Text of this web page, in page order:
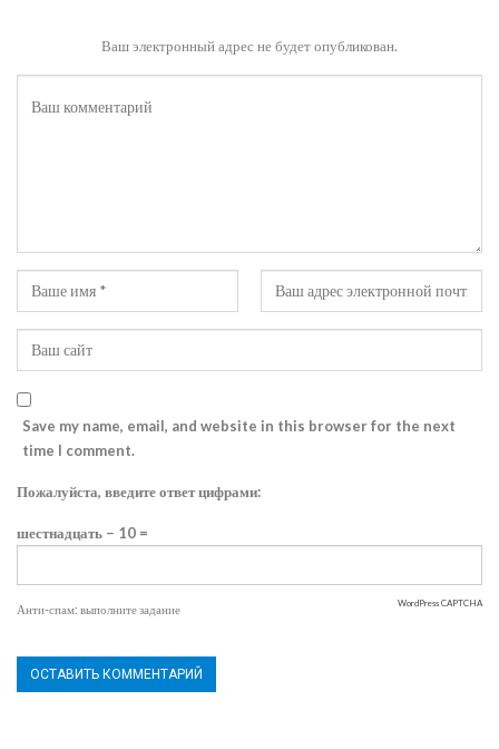
Ваш электронный адрес не будет опубликован.
Save my name, email, and website in this browser for the next
time I comment.
Пожалуйста, введите ответ цифрами:
шестнадцать − 10 =
Анти-спам: выполните задание WordPress CAPTCHA